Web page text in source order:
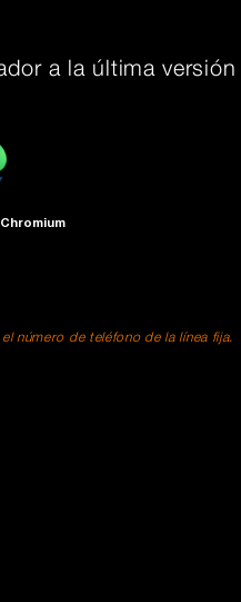
a la última versión
número de teléfono de la línea fija.